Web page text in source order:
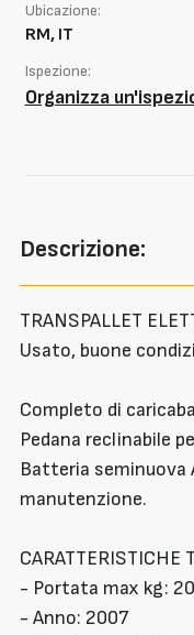
Descrizione:
TRANSPALLET
Usato, buone
Completo di
Pedana reclinabile
Batteria seminuova
manutenzione.
CARATTERISTICHE
- Portata max kg:
- Anno: 2007
Ubicazione:
RM, IT
Ispezione:
Organizza